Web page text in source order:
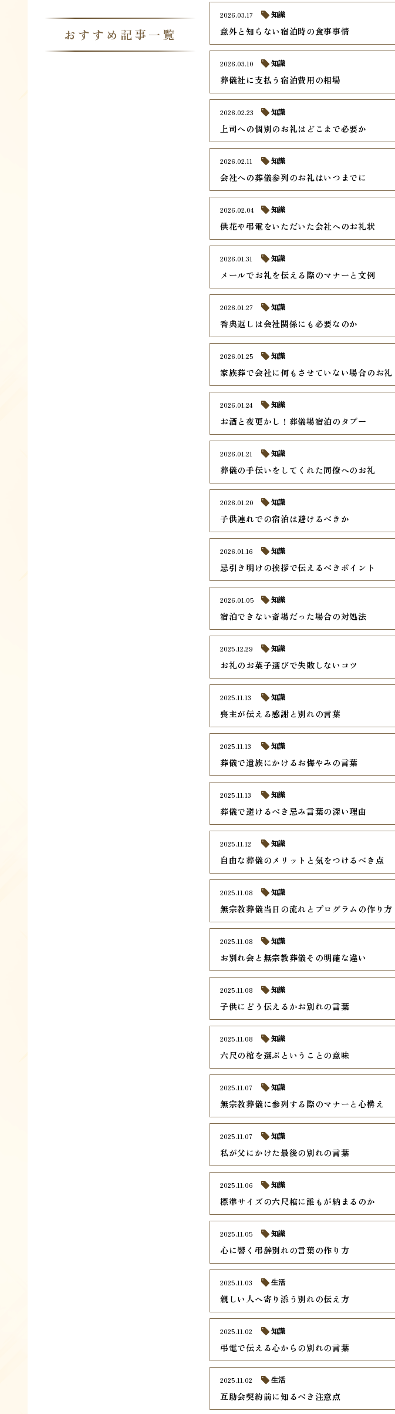
おすすめ記事一覧 意外と知らない宿泊時の食事事情
2026.03.17 知識
葬儀社に支払う宿泊費用の相場
2026.03.10 知識
上司への個別のお礼はどこまで必要か
2026.02.23 知識
会社への葬儀参列のお礼はいつまでに
2026.02.11 知識
供花や弔電をいただいた会社へのお礼状
2026.02.04 知識
メールでお礼を伝える際のマナーと文例
2026.01.31 知識
香典返しは会社関係にも必要なのか
2026.01.27 知識
家族葬で会社に何もさせていない場合のお礼
2026.01.25 知識
お酒と夜更かし！葬儀場宿泊のタブー
2026.01.24 知識
葬儀の手伝いをしてくれた同僚へのお礼
2026.01.21 知識
子供連れでの宿泊は避けるべきか
2026.01.20 知識
忌引き明けの挨拶で伝えるべきポイント
2026.01.16 知識
宿泊できない斎場だった場合の対処法
2026.01.05 知識
お礼のお菓子選びで失敗しないコツ
2025.12.29 知識
喪主が伝える感謝と別れの言葉
2025.11.13 知識
葬儀で遺族にかけるお悔やみの言葉
2025.11.13 知識
葬儀で避けるべき忌み言葉の深い理由
2025.11.13 知識
自由な葬儀のメリットと気をつけるべき点
2025.11.12 知識
無宗教葬儀当日の流れとプログラムの作り方
2025.11.08 知識
お別れ会と無宗教葬儀その明確な違い
2025.11.08 知識
子供にどう伝えるかお別れの言葉
2025.11.08 知識
六尺の棺を選ぶということの意味
2025.11.08 知識
無宗教葬儀に参列する際のマナーと心構え
2025.11.07 知識
私が父にかけた最後の別れの言葉
2025.11.07 知識
標準サイズの六尺棺に誰もが納まるのか
2025.11.06 知識
心に響く弔辞別れの言葉の作り方
2025.11.05 知識
親しい人へ寄り添う別れの伝え方
2025.11.03 生活
弔電で伝える心からの別れの言葉
2025.11.02 知識
互助会契約前に知るべき注意点
2025.11.02 生活